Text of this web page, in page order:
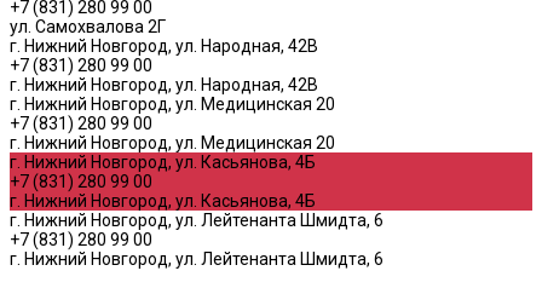
+7 (831) 280 99 00
ул. Самохвалова 2Г
г. Нижний Новгород, ул. Народная, 42В
+7 (831) 280 99 00
г. Нижний Новгород, ул. Народная, 42В
г. Нижний Новгород, ул. Медицинская 20
+7 (831) 280 99 00
г. Нижний Новгород, ул. Медицинская 20
г. Нижний Новгород, ул. Касьянова, 4Б
+7 (831) 280 99 00
г. Нижний Новгород, ул. Касьянова, 4Б
г. Нижний Новгород, ул. Лейтенанта Шмидта, 6
+7 (831) 280 99 00
г. Нижний Новгород, ул. Лейтенанта Шмидта, 6